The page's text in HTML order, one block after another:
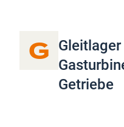
G
Gleitlager
Getriebe